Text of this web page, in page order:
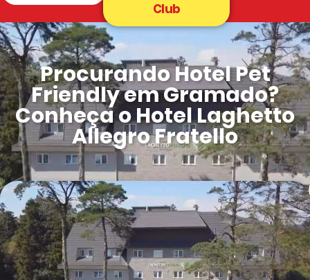
Club
Procurando Hotel Pet
Friendly em Gramado?
Conheça o Hotel Laghetto
Allegro Fratello